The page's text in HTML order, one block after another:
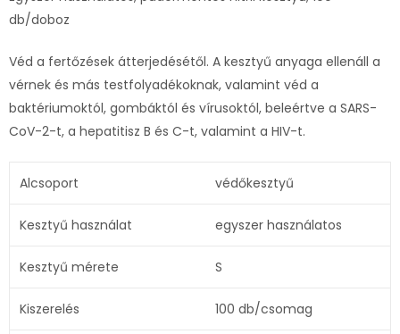
db/doboz
Véd a fertőzések átterjedésétől. A kesztyű anyaga ellenáll a
vérnek és más testfolyadékoknak, valamint véd a
baktériumoktól, gombáktól és vírusoktól, beleértve a SARS-
CoV-2-t, a hepatitisz B és C-t, valamint a HIV-t.
Alcsoport védőkesztyű
Kesztyű használat egyszer használatos
Kesztyű mérete S
Kiszerelés 100 db/csomag